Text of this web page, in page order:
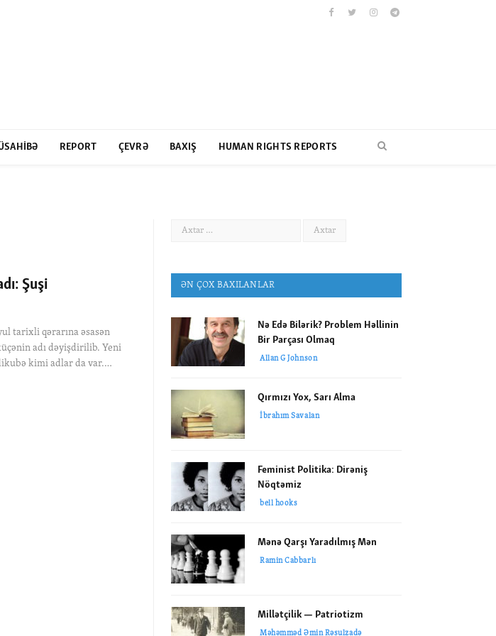
FacebookTwitterInstagramTelegram
REPORT ÇEVRƏ BAXIŞ HUMAN RIGHTS REPORTS
Şuşi
tarixli qərarına əsasən
adı dəyişdirilib. Yeni
kimi adlar da var.…
ƏN ÇOX BAXILANLAR
Nə Edə Bilərik? Problem Həllinin
Bir Parçası Olmaq
Allan G Johnson
Qırmızı Yox, Sarı Alma
İbrahım Savalan
Feminist Politika: Dirəniş
Nöqtəmiz
bell hooks
Mənə Qarşı Yaradılmış Mən
Ramin Cabbarlı
Millətçilik — Patriotizm
Məhəmməd Əmin Rəsulzadə